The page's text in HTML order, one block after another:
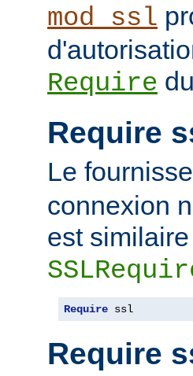
mod_ssl
Require
Require
Le
connexion
est
Require ssl
Require